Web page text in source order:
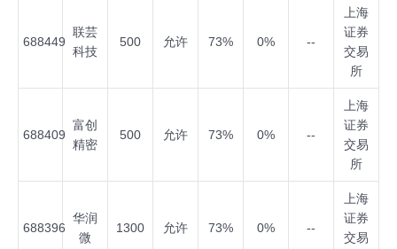
688449
联芸
科技
500 允许 73% 0% --
上海
证券
交易
所
688409
富创
精密
500 允许 73% 0% --
上海
证券
交易
所
688396
华润
微
1300 允许 73% 0% --
上海
证券
交易